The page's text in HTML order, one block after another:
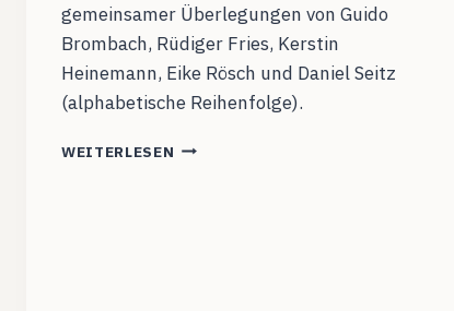
gemeinsamer Überlegungen von Guido
Brombach, Rüdiger Fries, Kerstin
Heinemann, Eike Rösch und Daniel Seitz
(alphabetische Reihenfolge).
WEITERLESEN DIGITALE